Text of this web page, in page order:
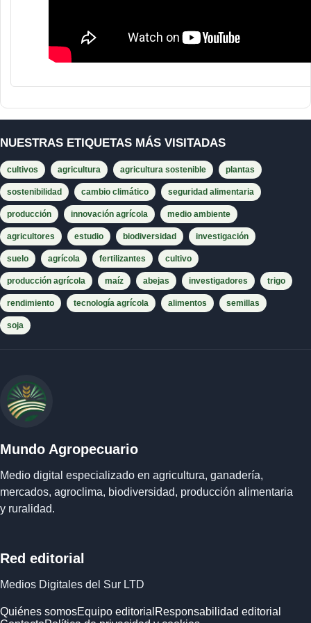
NUESTRAS ETIQUETAS MÁS VISITADAS
cultivos agricultura agricultura sostenible plantas
sostenibilidad cambio climático seguridad alimentaria
producción innovación agrícola medio ambiente
agricultores estudio biodiversidad investigación
suelo agrícola fertilizantes cultivo
producción agrícola maíz abejas investigadores trigo
rendimiento tecnología agrícola alimentos semillas
soja
Mundo Agropecuario
Medio digital especializado en agricultura, ganadería,
mercados, agroclima, biodiversidad, producción alimentaria
y ruralidad.
Red editorial
Medios Digitales del Sur LTD
Quiénes somosEquipo editorial Responsabilidad editorial